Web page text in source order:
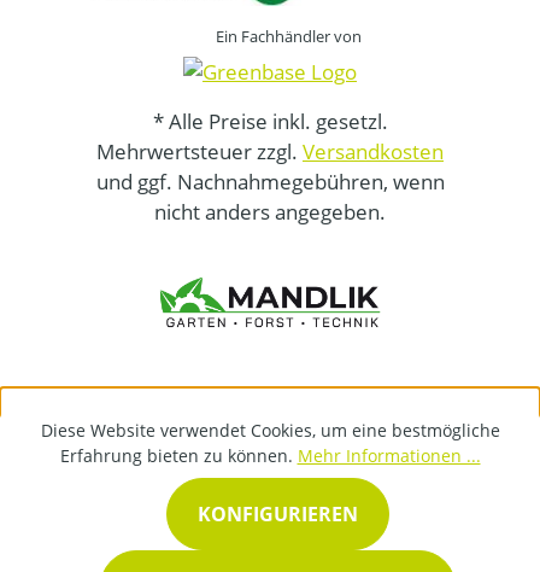
Ein Fachhändler von
* Alle Preise inkl. gesetzl.
Mehrwertsteuer zzgl. Versandkosten
und ggf. Nachnahmegebühren, wenn
nicht anders angegeben.
Diese Website verwendet Cookies, um eine bestmögliche
Erfahrung bieten zu können. Mehr Informationen ...
KONFIGURIEREN